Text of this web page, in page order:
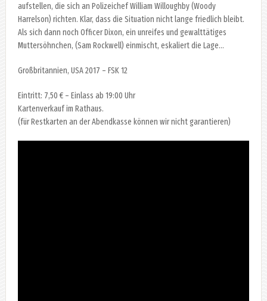
aufstellen, die sich an Polizeichef William Willoughby (Woody
Harrelson) richten. Klar, dass die Situation nicht lange friedlich bleibt.
Als sich dann noch Officer Dixon, ein unreifes und gewalttätiges
Muttersöhnchen, (Sam Rockwell) einmischt, eskaliert die Lage…
Großbritannien, USA 2017 – FSK 12
Eintritt: 7,50 € – Einlass ab 19:00 Uhr
Kartenverkauf im Rathaus.
(für Restkarten an der Abendkasse können wir nicht garantieren)